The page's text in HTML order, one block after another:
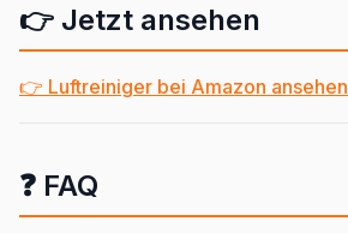
👉 Jetzt ansehen
👉 Luftreiniger bei Amazon ansehen
❓ FAQ